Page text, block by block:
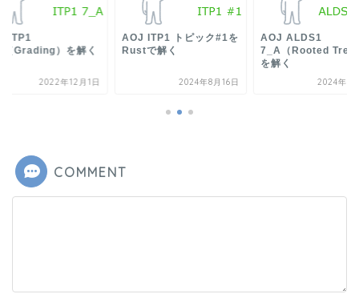
ITP1
Grading）を解く
2022年12月1日
AOJ ITP1 トピック#1を
Rustで解く
2024年8月16日
AOJ ALDS1
7_A（Rooted
を解く
2024年1
COMMENT